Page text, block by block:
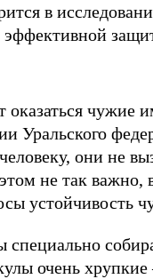
в
оказаться
Уральского
они не
не так важно,
устойчивость
очень